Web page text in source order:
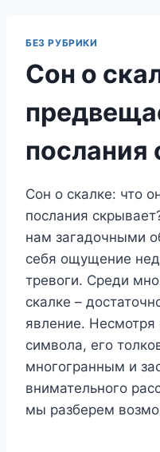
БЕЗ РУБРИКИ
Сон о
послания
Сон о скалке: что
послания
нам загадочными
себя ощущение
тревоги. Среди
скалке –
явление.
символа, его
многогранным и
внимательного
мы разберем